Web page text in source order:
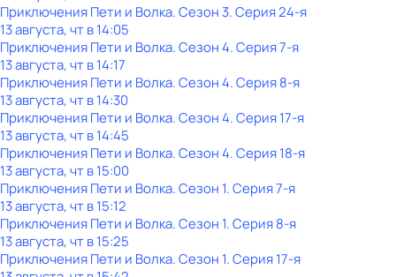
Приключения Пети и Волка. Сезон 3. Серия 24-я
13 августа, чт в 14:05
Приключения Пети и Волка. Сезон 4. Серия 7-я
13 августа, чт в 14:17
Приключения Пети и Волка. Сезон 4. Серия 8-я
13 августа, чт в 14:30
Приключения Пети и Волка. Сезон 4. Серия 17-я
13 августа, чт в 14:45
Приключения Пети и Волка. Сезон 4. Серия 18-я
13 августа, чт в 15:00
Приключения Пети и Волка. Сезон 1. Серия 7-я
13 августа, чт в 15:12
Приключения Пети и Волка. Сезон 1. Серия 8-я
13 августа, чт в 15:25
Приключения Пети и Волка. Сезон 1. Серия 17-я